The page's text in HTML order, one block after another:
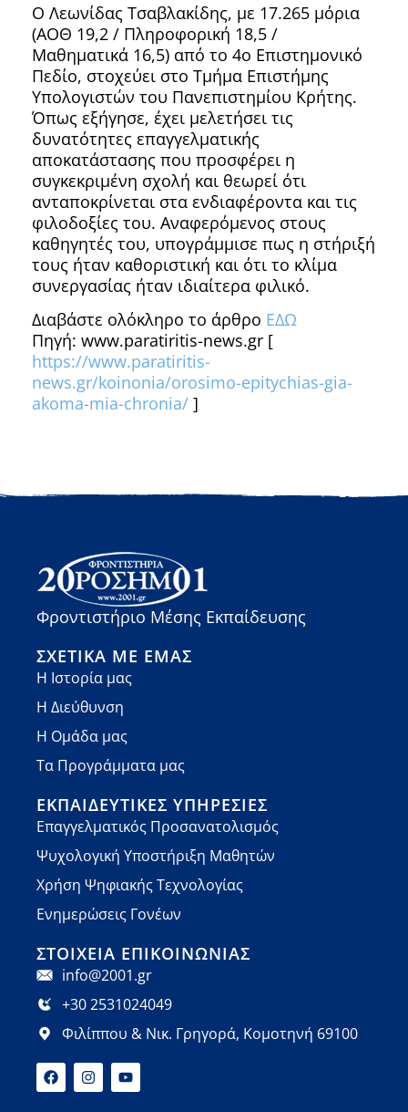
Ο Λεωνίδας Τσαβλακίδης, με 17.265 μόρια
(ΑΟΘ 19,2 / Πληροφορική 18,5 /
Μαθηματικά 16,5) από το 4ο Επιστημονικό
Πεδίο, στοχεύει στο Τμήμα Επιστήμης
Υπολογιστών του Πανεπιστημίου Κρήτης.
Όπως εξήγησε, έχει μελετήσει τις
δυνατότητες επαγγελματικής
αποκατάστασης που προσφέρει η
συγκεκριμένη σχολή και θεωρεί ότι
ανταποκρίνεται στα ενδιαφέροντα και τις
φιλοδοξίες του. Αναφερόμενος στους
καθηγητές του, υπογράμμισε πως η στήριξή
τους ήταν καθοριστική και ότι το κλίμα
συνεργασίας ήταν ιδιαίτερα φιλικό.
Διαβάστε ολόκληρο το άρθρο ΕΔΩ
Πηγή: www.paratiritis-news.gr [
https://www.paratiritis-
news.gr/koinonia/orosimo-epitychias-gia-
akoma-mia-chronia/ ]
Φροντιστήριο Μέσης Εκπαίδευσης
ΣΧΕΤΙΚΆ ΜΕ ΕΜΆΣ
Η Ιστορία μας
Η Διεύθυνση
Η Ομάδα μας
Τα Προγράμματα μας
ΕΚΠΑΙΔΕΥΤΙΚΈΣ ΥΠΗΡΕΣΊΕΣ
Επαγγελματικός Προσανατολισμός
Ψυχολογική Υποστήριξη Μαθητών
Χρήση Ψηφιακής Τεχνολογίας
Ενημερώσεις Γονέων
ΣΤΟΙΧΕΊΑ ΕΠΙΚΟΙΝΩΝΊΑΣ
info@2001.gr
+30 2531024049
Φιλίππου & Νικ. Γρηγορά, Κομοτηνή 69100